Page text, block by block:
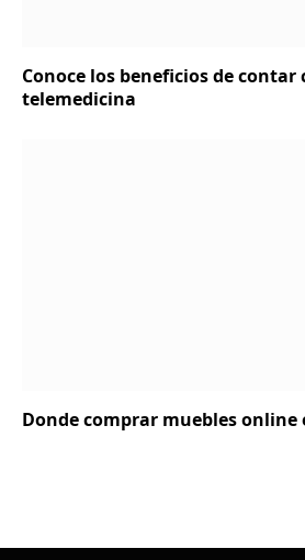
Conoce los beneficios de contar
telemedicina
Donde comprar muebles online